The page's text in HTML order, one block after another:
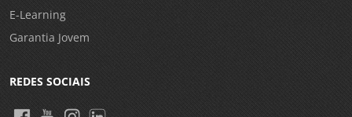
E-Learning
Garantia Jovem
REDES SOCIAIS